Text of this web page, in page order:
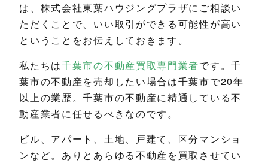
は、株式会社東葉ハウジングプラザにご相談い
ただくことで、いい取引ができる可能性が高い
ということをお伝えしておきます。
私たちは千葉市の不動産買取専門業者です。千
葉市の不動産を売却したい場合は千葉市で20年
以上の業歴。千葉市の不動産に精通している不
動産業者に任せるべきなのです。
ビル、アパート、土地、戸建て、区分マンショ
ンなど。ありとあらゆる不動産を買取させてい